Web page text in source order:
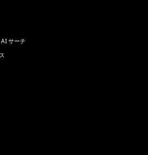
サーチ